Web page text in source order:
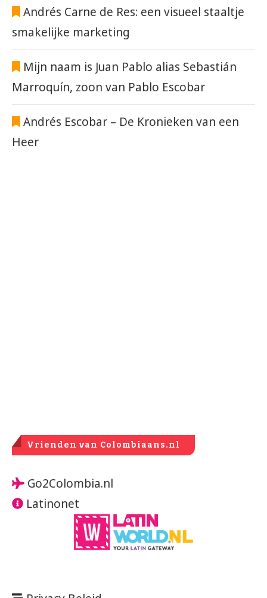
Andrés Carne de Res: een visueel staaltje
smakelijke marketing
Mijn naam is Juan Pablo alias Sebastián
Marroquín, zoon van Pablo Escobar
Andrés Escobar – De Kronieken van een
Heer
Vrienden van Colombiaans.nl
Go2Colombia.nl
Latinonet